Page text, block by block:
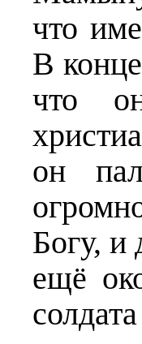
что
В
что
он
Богу, и
ещё